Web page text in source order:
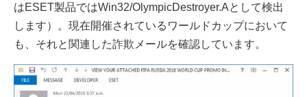
はESET製品ではWin32/OlympicDestroyer.Aとして検出
します）。現在開催されているワールドカップにおいて
も、それと関連した詐欺メールを確認しています。